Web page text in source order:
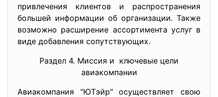
привлечения клиентов и распространения
большей информации об организации. Также
возможно расширение ассортимента услуг в
виде добавления сопутствующих.
Раздел 4. Миссия и ключевые цели
авиакомпании
Авиакомпания "ЮТэйр" осуществляет свою